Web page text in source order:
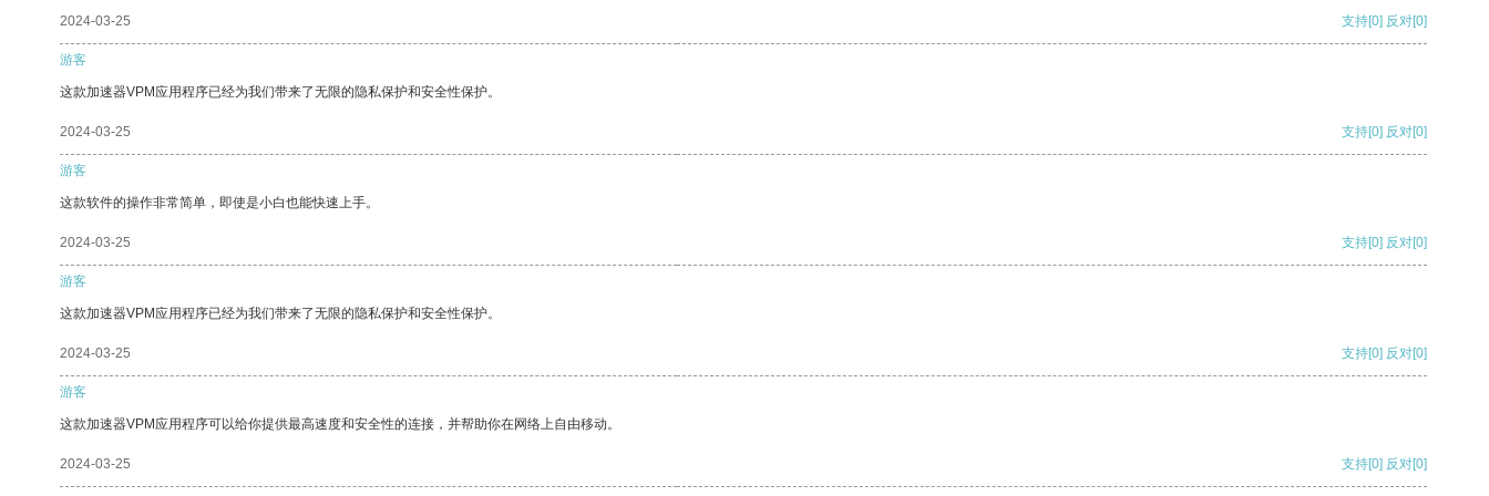
2024-03-25 支持[0] 反对[0]
游客
这款加速器VPM应用程序已经为我们带来了无限的隐私保护和安全性保护。
2024-03-25 支持[0] 反对[0]
游客
这款软件的操作非常简单，即使是小白也能快速上手。
2024-03-25 支持[0] 反对[0]
游客
这款加速器VPM应用程序已经为我们带来了无限的隐私保护和安全性保护。
2024-03-25 支持[0] 反对[0]
游客
这款加速器VPM应用程序可以给你提供最高速度和安全性的连接，并帮助你在网络上自由移动。
2024-03-25 支持[0] 反对[0]